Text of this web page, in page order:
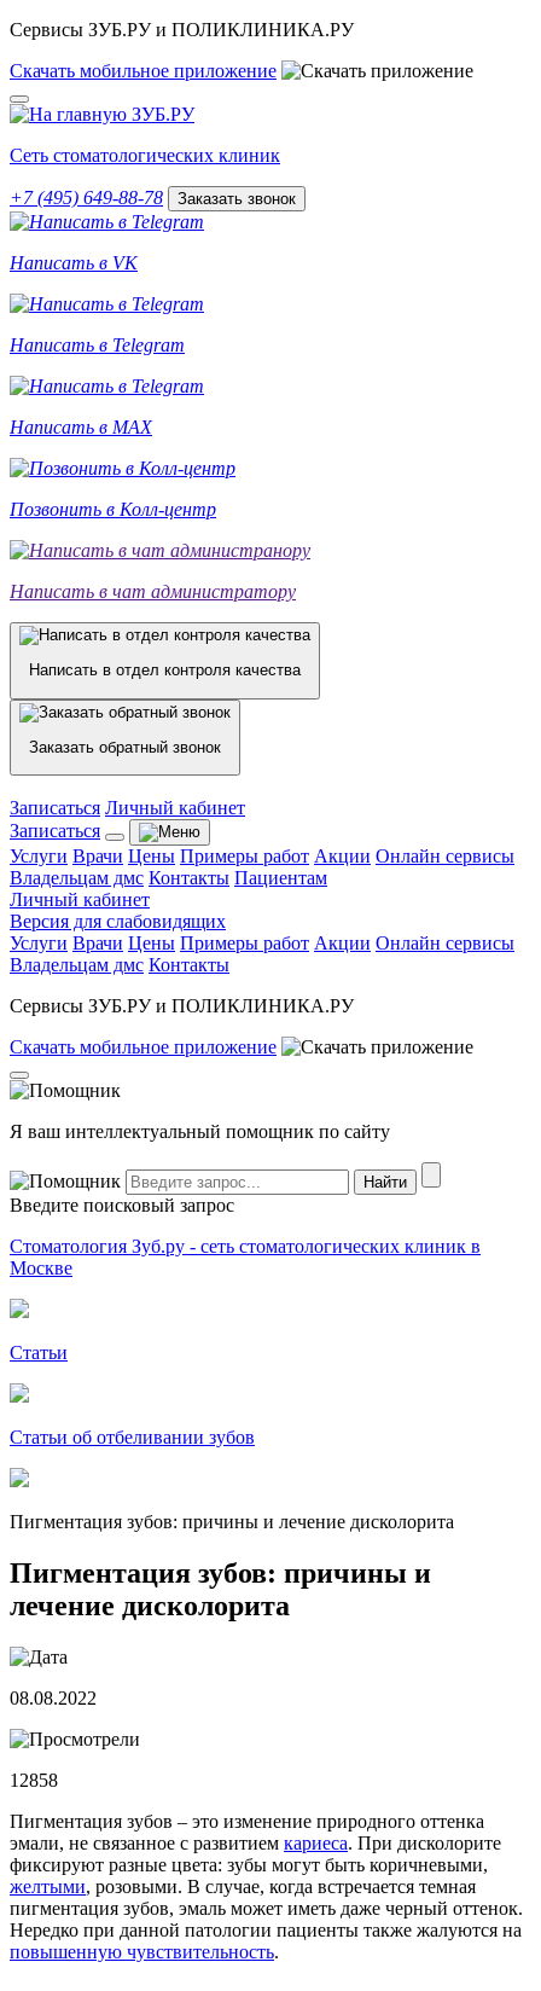
Сервисы ЗУБ.РУ и ПОЛИКЛИНИКА.РУ
Скачать мобильное приложение
Сеть стоматологических клиник
+7 (495) 649-88-78 Заказать звонок
Написать в VK
Написать в Telegram
Написать в MAX
Позвонить в Колл-центр
Написать в чат администратору
Написать в отдел контроля качества
Заказать обратный звонок
Записаться Личный кабинет
Записаться
Услуги Врачи Цены Примеры работ Акции Онлайн сервисы
Владельцам дмс Контакты Пациентам
Личный кабинет
Версия для слабовидящих
Услуги Врачи Цены Примеры работ Акции Онлайн сервисы
Владельцам дмс Контакты
Сервисы ЗУБ.РУ и ПОЛИКЛИНИКА.РУ
Скачать мобильное приложение
Я ваш интеллектуальный помощник по сайту
Введите поисковый запрос
Стоматология Зуб.ру - сеть стоматологических клиник в
Москве
Статьи
Статьи об отбеливании зубов
Пигментация зубов: причины и лечение дисколорита
Пигментация зубов: причины и
лечение дисколорита
08.08.2022
12858
Пигментация зубов – это изменение природного оттенка
эмали, не связанное с развитием кариеса. При дисколорите
фиксируют разные цвета: зубы могут быть коричневыми,
желтыми, розовыми. В случае, когда встречается темная
пигментация зубов, эмаль может иметь даже черный оттенок.
Нередко при данной патологии пациенты также жалуются на
повышенную чувствительность.